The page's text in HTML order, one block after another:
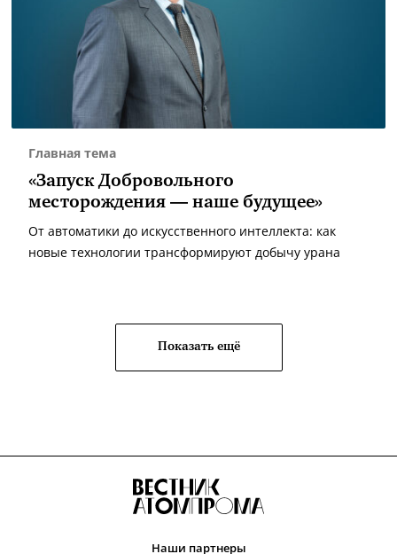
Главная тема
«Запуск Добровольного
месторождения — наше будущее»
От автоматики до искусственного интеллекта: как
новые технологии трансформируют добычу урана
Показать ещё
Наши партнеры